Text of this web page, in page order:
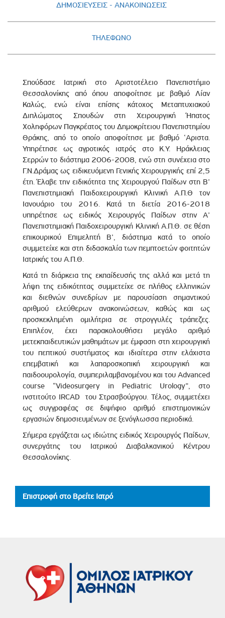
ΔΗΜΟΣΙΕΥΣΕΙΣ - AΝΑΚΟΙΝΩΣΕΙΣ
ΤΗΛΕΦΩΝΟ
Σπούδασε Ιατρική στο Αριστοτέλειο Πανεπιστήμιο
Θεσσαλονίκης από όπου αποφοίτησε με βαθμό Λίαν
Καλώς, ενώ είναι επίσης κάτοχος Μεταπτυχιακού
Διπλώματος Σπουδών στη Χειρουργική Ήπατος
Χοληφόρων Παγκρέατος του Δημοκρίτειου Πανεπιστημίου
Θράκης, από το οποίο αποφοίτησε με βαθμό ‘Αριστα.
Υπηρέτησε ως αγροτικός ιατρός στο Κ.Υ. Ηράκλειας
Σερρών το διάστημα 2006-2008, ενώ στη συνέχεια στο
Γ.Ν.Δράμας ως ειδικευόμενη Γενικής Χειρουργικής επί 2,5
έτη. Έλαβε την ειδικότητα της Χειρουργού Παίδων στη Β’
Πανεπιστημιακή Παιδοχειρουργική Κλινική Α.Π.Θ τον
Ιανουάριο του 2016. Κατά τη διετία 2016-2018
υπηρέτησε ως ειδικός Χειρουργός Παίδων στην Α’
Πανεπιστημιακή Παιδοχειρουργική Κλινική Α.Π.Θ. σε θέση
επικουρικού Επιμελητή Β’, διάστημα κατά το οποίο
συμμετείχε και στη διδασκαλία των πεμπτοετών φοιτητών
Ιατρικής του Α.Π.Θ.
Κατά τη διάρκεια της εκπαίδευσής της αλλά και μετά τη
λήψη της ειδικότητας συμμετείχε σε πλήθος ελληνικών
και διεθνών συνεδρίων με παρουσίαση σημαντικού
αριθμού ελεύθερων ανακοινώσεων, καθώς και ως
προσκεκλημένη ομιλήτρια σε στρογγυλές τράπεζες.
Επιπλέον, έχει παρακολουθήσει μεγάλο αριθμό
μετεκπαιδευτικών μαθημάτων με έμφαση στη χειρουργική
του πεπτικού συστήματος και ιδιαίτερα στην ελάχιστα
επεμβατική και λαπαροσκοπική χειρουργική και
παιδοουρολογία, συμπεριλαμβανομένου και του Advanced
course “Videosurgery in Pediatric Urology”, στο
ινστιτούτο IRCAD του Στρασβούργου. Τέλος, συμμετέχει
ως συγγραφέας σε διψήφιο αριθμό επιστημονικών
εργασιών δημοσιευμένων σε ξενόγλωσσα περιοδικά.
Σήμερα εργάζεται ως ιδιώτης ειδικός Χειρουργός Παίδων,
συνεργάτης του Ιατρικού Διαβαλκανικού Κέντρου
Θεσσαλονίκης.
Επιστροφή στο Βρείτε Ιατρό